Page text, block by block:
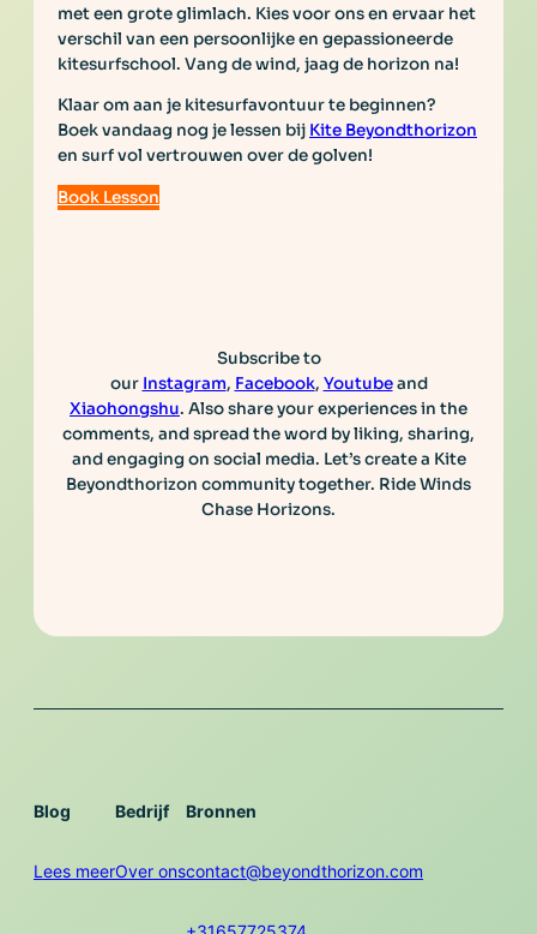
met een grote glimlach. Kies voor ons en ervaar het
verschil van een persoonlijke en gepassioneerde
kitesurfschool. Vang de wind, jaag de horizon na!
Klaar om aan je kitesurfavontuur te beginnen?
Boek vandaag nog je lessen bij Kite Beyondthorizon
en surf vol vertrouwen over de golven!
Book Lesson
Subscribe to
our Instagram, Facebook, Youtubeand
Xiaohongshu. Also share your experiences in the
comments, and spread the word by liking, sharing,
and engaging on social media. Let’s create a Kite
Beyondthorizon community together. Ride Winds
Chase Horizons.
Blog
Lees meer
Bedrijf
Over ons
Bronnen
contact@beyondthorizon.com